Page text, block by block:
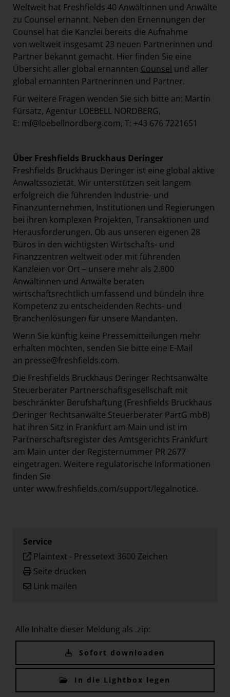
Weltweit hat Freshfields 40 Anwältinnen und Anwälte
zu Counsel ernannt. Neben den Ernennungen der
Counsel hat die Kanzlei bereits die Aufnahme
von weltweit insgesamt 23 neuen Partnerinnen und
Partner bekannt gemacht. Hier finden Sie eine
Übersicht aller global ernannten Counsel und aller
global ernannten Partnerinnen und Partner.
Für weitere Fragen wenden Sie sich bitte an: Martin
Fürsatz, Agentur LOEBELL NORDBERG,
E: mf@loebellnordberg.com, T: +43 676 7221651
Über Freshfields Bruckhaus Deringer
Freshfields Bruckhaus Deringer ist eine global aktive
Anwaltssozietät. Wir unterstützen seit langem
erfolgreich die führenden Industrie- und
Finanzunternehmen, Institutionen und Regierungen
bei ihren komplexen Projekten, Transaktionen und
Herausforderungen. Ob aus unseren eigenen 28
Büros in den wichtigsten Wirtschafts- und
Finanzzentren weltweit oder mit führenden
Kanzleien vor Ort – unsere mehr als 2.800
Anwältinnen und Anwälte beraten
wirtschaftsrechtlich umfassend und bündeln ihre
Kompetenz zu entscheidenden Rechts- und
Branchenlösungen für unsere Mandanten.
Wenn Sie künftig keine Pressemitteilungen mehr
erhalten möchten, senden Sie bitte eine E-Mail
an presse@freshfields.com.
Die Freshfields Bruckhaus Deringer Rechtsanwälte
Steuerberater Partnerschaftsgesellschaft mit
beschränkter Berufshaftung (Freshfields Bruckhaus
Deringer Rechtsanwälte Steuerberater PartG mbB)
hat ihren Sitz in Frankfurt am Main und ist im
Partnerschaftsregister des Amtsgerichts Frankfurt
am Main unter der Registernummer PR 2677
eingetragen. Weitere regulatorische Informationen
finden Sie
unter www.freshfields.com/support/legalnotice.
Service
Plaintext - Pressetext 3600 Zeichen
Seite drucken
Link mailen
Alle Inhalte dieser Meldung als .zip:
Sofort downloaden
In die Lightbox legen